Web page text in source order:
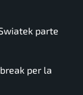
parte
per la